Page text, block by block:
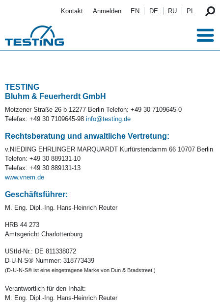
Kontakt Anmelden EN DE RU PL
TESTING
Bluhm & Feuerherdt GmbH
Motzener Straße 26 b 12277 Berlin Telefon: +49 30 7109645-0
Telefax: +49 30 7109645-98 info@testing.de
Rechtsberatung und anwaltliche Vertretung:
v.NIEDING EHRLINGER MARQUARDT Kurfürstendamm 66 10707 Berlin
Telefon: +49 30 889131-10
Telefax: +49 30 889131-13
www.vnem.de
Geschäftsführer:
M. Eng. Dipl.-Ing. Hans-Heinrich Reuter
HRB 44 273
Amtsgericht Charlottenburg
UStId-Nr.: DE 811338072
D-U-N-S® Nummer: 318773439
(D-U-N-S® ist eine eingetragene Marke von Dun & Bradstreet.)
Verantwortlich für den Inhalt:
M. Eng. Dipl.-Ing. Hans-Heinrich Reuter